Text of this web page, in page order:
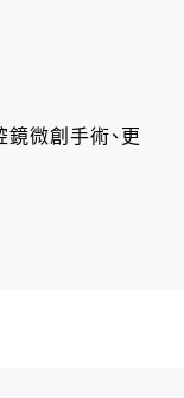
微創手術、更